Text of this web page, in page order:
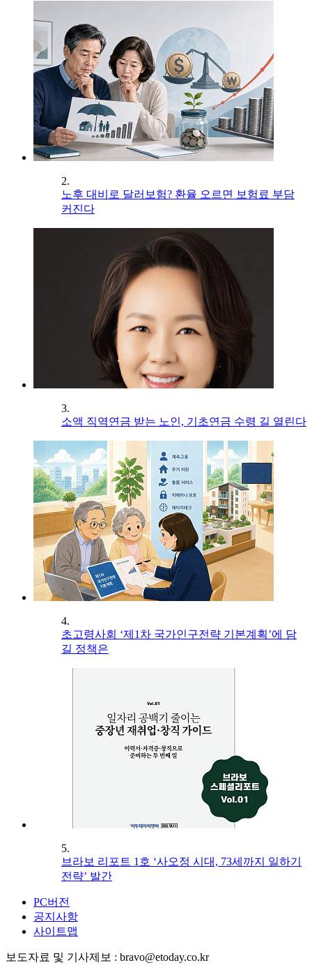
2.
노후 대비로 달러보험? 환율 오르면 보험료 부담
커진다
3.
소액 직역연금 받는 노인, 기초연금 수령 길 열린다
4.
초고령사회 ‘제1차 국가인구전략 기본계획’에 담
길 정책은
5.
브라보 리포트 1호 ‘사오정 시대, 73세까지 일하기
전략’ 발간
PC버전
공지사항
사이트맵
보도자료 및 기사제보 : bravo@etoday.co.kr